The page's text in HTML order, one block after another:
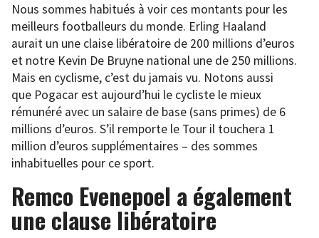
Nous sommes habitués à voir ces montants pour les
meilleurs footballeurs du monde. Erling Haaland
aurait un une claise libératoire de 200 millions d’euros
et notre Kevin De Bruyne national une de 250 millions.
Mais en cyclisme, c’est du jamais vu. Notons aussi
que Pogacar est aujourd’hui le cycliste le mieux
rémunéré avec un salaire de base (sans primes) de 6
millions d’euros. S’il remporte le Tour il touchera 1
million d’euros supplémentaires – des sommes
inhabituelles pour ce sport.
Remco Evenepoel a également
une clause libératoire